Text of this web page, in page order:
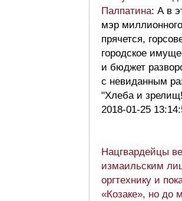
Палпатина: А в
мэр
прячется,
городское
и бюджет
с невиданным
"Хлеба и
2018-01-25
Нацгвардейцы
измаильским
оргтехнику и
«Козаке», но до